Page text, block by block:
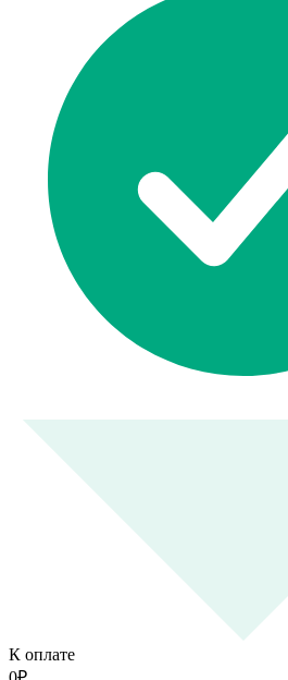
К оплате